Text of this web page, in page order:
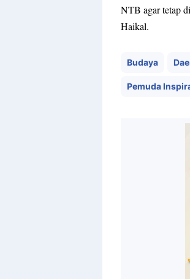
NTB agar tetap
Haikal.
Budaya
Pemuda